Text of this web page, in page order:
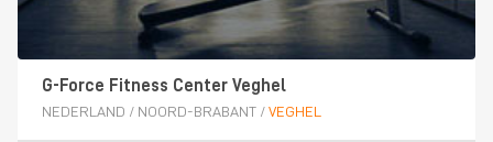
G-Force Fitness Center Veghel
NEDERLAND / NOORD-BRABANT/ VEGHEL